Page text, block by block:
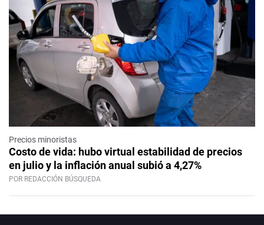
Precios minoristas
Costo de vida: hubo virtual estabilidad de precios
en julio y la inflación anual subió a 4,27%
POR REDACCIÓN BÚSQUEDA